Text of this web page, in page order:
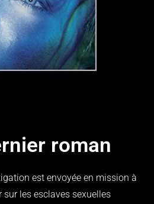
roman
est envoyée en mission à
sur les esclaves sexuelles